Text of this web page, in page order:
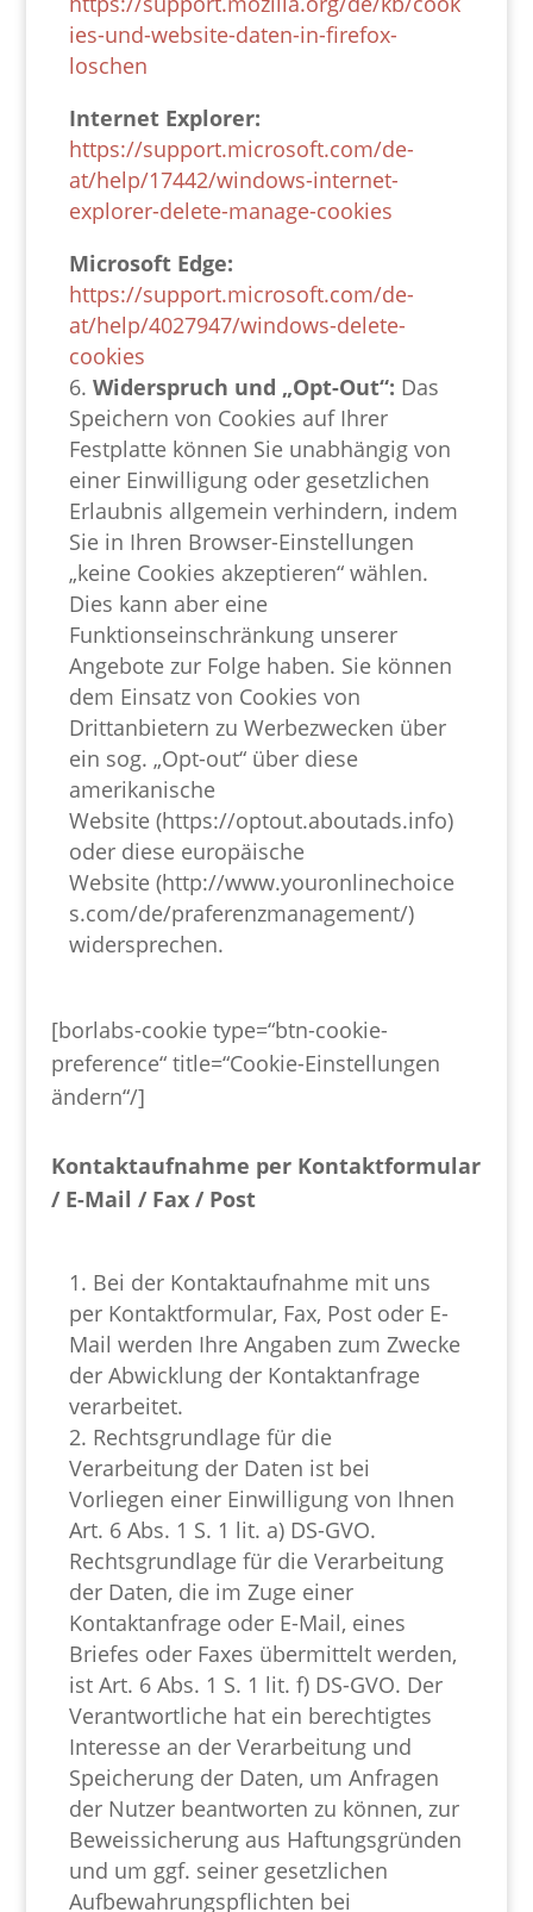
ies-und-website-daten-in-firefox-
loschen
Internet Explorer:
https://support.microsoft.com/de-
at/help/17442/windows-internet-
explorer-delete-manage-cookies
Microsoft Edge:
https://support.microsoft.com/de-
at/help/4027947/windows-delete-
cookies
Widerspruch und „Opt-Out“: Das
Speichern von Cookies auf Ihrer
Festplatte können Sie unabhängig von
einer Einwilligung oder gesetzlichen
Erlaubnis allgemein verhindern, indem
Sie in Ihren Browser-Einstellungen
„keine Cookies akzeptieren“ wählen.
Dies kann aber eine
Funktionseinschränkung unserer
Angebote zur Folge haben. Sie können
dem Einsatz von Cookies von
Drittanbietern zu Werbezwecken über
ein sog. „Opt-out“ über diese
amerikanische
Website (https://optout.aboutads.info)
oder diese europäische
Website (http://www.youronlinechoice
s.com/de/praferenzmanagement/)
widersprechen.
[borlabs-cookie type=“btn-cookie-
preference“ title=“Cookie-Einstellungen
ändern“/]
Kontaktaufnahme per Kontaktformular
/ E-Mail / Fax / Post
Bei der Kontaktaufnahme mit uns
per Kontaktformular, Fax, Post oder E-
Mail werden Ihre Angaben zum Zwecke
der Abwicklung der Kontaktanfrage
verarbeitet.
Rechtsgrundlage für die
Verarbeitung der Daten ist bei
Vorliegen einer Einwilligung von Ihnen
Art. 6 Abs. 1 S. 1 lit. a) DS-GVO.
Rechtsgrundlage für die Verarbeitung
der Daten, die im Zuge einer
Kontaktanfrage oder E-Mail, eines
Briefes oder Faxes übermittelt werden,
ist Art. 6 Abs. 1 S. 1 lit. f) DS-GVO. Der
Verantwortliche hat ein berechtigtes
Interesse an der Verarbeitung und
Speicherung der Daten, um Anfragen
der Nutzer beantworten zu können, zur
Beweissicherung aus Haftungsgründen
und um ggf. seiner gesetzlichen
Aufbewahrungspflichten bei